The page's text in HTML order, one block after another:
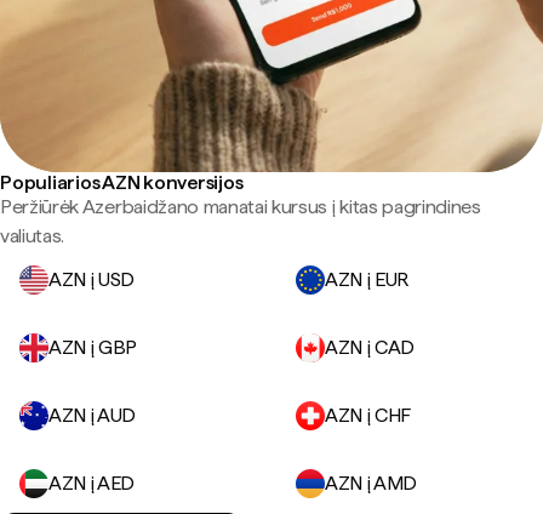
Populiarios AZN konversijos
Peržiūrėk Azerbaidžano manatai kursus į kitas pagrindines
valiutas.
AZN į USD
AZN į EUR
AZN į GBP AZN į CAD
AZN į AUD AZN į CHF
AZN į AED
AZN į AMD